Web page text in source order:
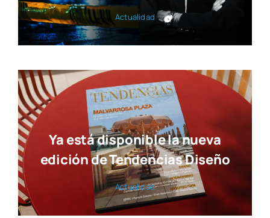
Actua­li­dad
Ya está disponible la nueva
edición de Tendencias Diseño
Actua­li­dad